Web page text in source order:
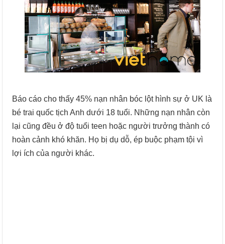
Báo cáo cho thấy 45% nạn nhân bóc lột hình sự ở UK là
bé trai quốc tịch Anh dưới 18 tuổi. Những nạn nhân còn
lại cũng đều ở độ tuổi teen hoặc người trưởng thành có
hoàn cảnh khó khăn. Họ bị dụ dỗ, ép buộc phạm tội vì
lợi ích của người khác.